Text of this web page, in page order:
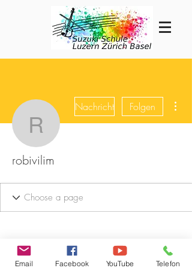
robivilim
Nachricht Folgen
robivilim
Email Facebook YouTube Telefon